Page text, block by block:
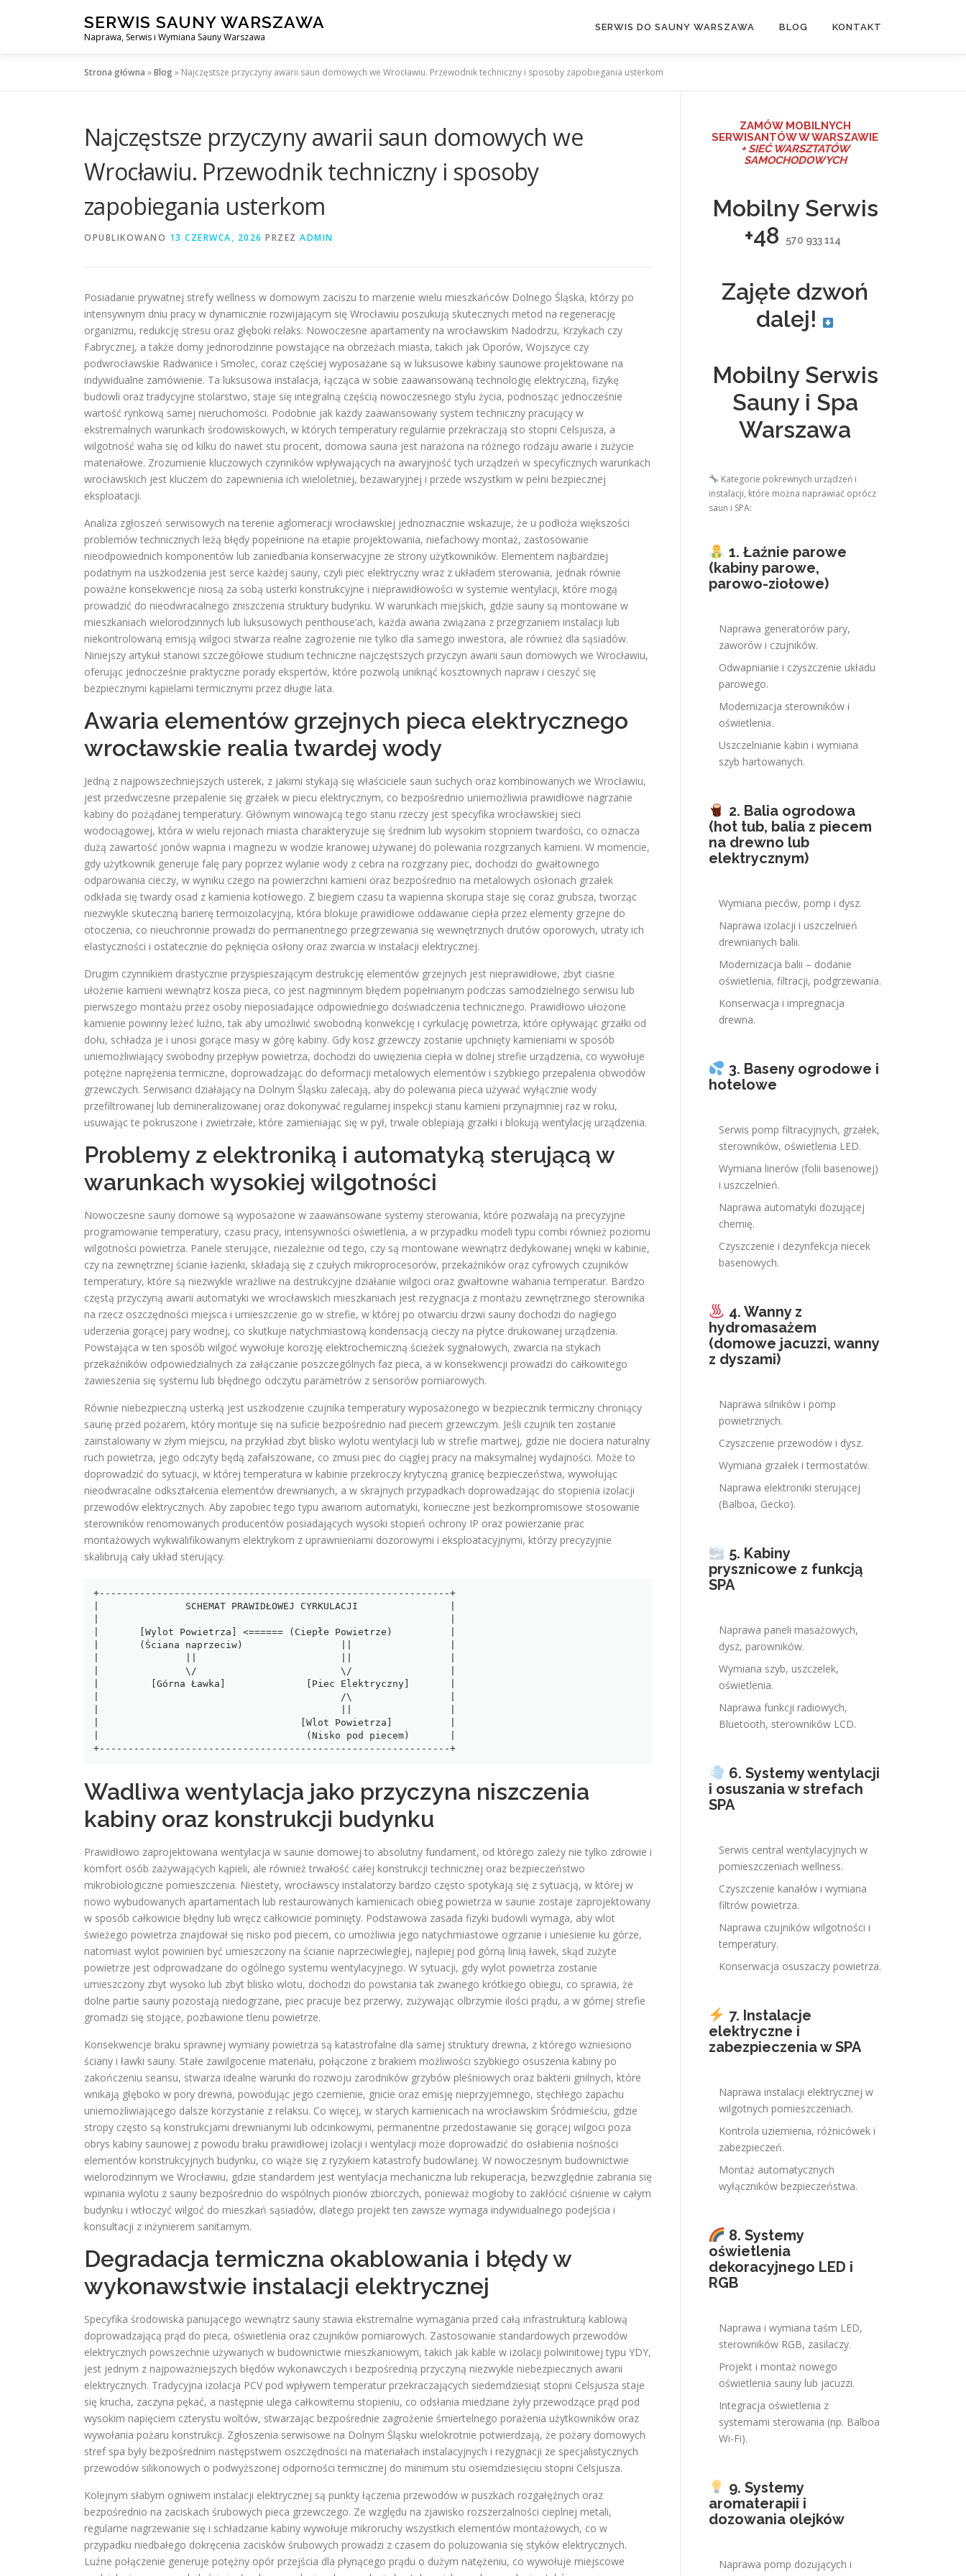
SERWIS SAUNY WARSZAWA
Naprawa, Serwis i Wymiana Sauny Warszawa
SERWIS DO SAUNY WARSZAWA BLOG KONTAKT
Strona główna »Blog» Najczęstsze przyczyny awarii saun domowych we Wrocławiu. Przewodnik techniczny i sposoby zapobiegania usterkom
Najczęstsze przyczyny awarii saun domowych we
Wrocławiu. Przewodnik techniczny i sposoby
zapobiegania usterkom
OPUBLIKOWANO 13 CZERWCA, 2026 PRZEZ ADMIN
Posiadanie prywatnej strefy wellness w domowym zaciszu to marzenie wielu mieszkańców Dolnego Śląska, którzy po
intensywnym dniu pracy w dynamicznie rozwijającym się Wrocławiu poszukują skutecznych metod na regenerację
organizmu, redukcję stresu oraz głęboki relaks. Nowoczesne apartamenty na wrocławskim Nadodrzu, Krzykach czy
Fabrycznej, a także domy jednorodzinne powstające na obrzeżach miasta, takich jak Oporów, Wojszyce czy
podwrocławskie Radwanice i Smolec, coraz częściej wyposażane są w luksusowe kabiny saunowe projektowane na
indywidualne zamówienie. Ta luksusowa instalacja, łącząca w sobie zaawansowaną technologię elektryczną, fizykę
budowli oraz tradycyjne stolarstwo, staje się integralną częścią nowoczesnego stylu życia, podnosząc jednocześnie
wartość rynkową samej nieruchomości. Podobnie jak każdy zaawansowany system techniczny pracujący w
ekstremalnych warunkach środowiskowych, w których temperatury regularnie przekraczają sto stopni Celsjusza, a
wilgotność waha się od kilku do nawet stu procent, domowa sauna jest narażona na różnego rodzaju awarie i zużycie
materiałowe. Zrozumienie kluczowych czynników wpływających na awaryjność tych urządzeń w specyficznych warunkach
wrocławskich jest kluczem do zapewnienia ich wieloletniej, bezawaryjnej i przede wszystkim w pełni bezpiecznej
eksploatacji.
Analiza zgłoszeń serwisowych na terenie aglomeracji wrocławskiej jednoznacznie wskazuje, że u podłoża większości
problemów technicznych leżą błędy popełnione na etapie projektowania, niefachowy montaż, zastosowanie
nieodpowiednich komponentów lub zaniedbania konserwacyjne ze strony użytkowników. Elementem najbardziej
podatnym na uszkodzenia jest serce każdej sauny, czyli piec elektryczny wraz z układem sterowania, jednak równie
poważne konsekwencje niosą za sobą usterki konstrukcyjne i nieprawidłowości w systemie wentylacji, które mogą
prowadzić do nieodwracalnego zniszczenia struktury budynku. W warunkach miejskich, gdzie sauny są montowane w
mieszkaniach wielorodzinnych lub luksusowych penthouse’ach, każda awaria związana z przegrzaniem instalacji lub
niekontrolowaną emisją wilgoci stwarza realne zagrożenie nie tylko dla samego inwestora, ale również dla sąsiadów.
Niniejszy artykuł stanowi szczegółowe studium techniczne najczęstszych przyczyn awarii saun domowych we Wrocławiu,
oferując jednocześnie praktyczne porady ekspertów, które pozwolą uniknąć kosztownych napraw i cieszyć się
bezpiecznymi kąpielami termicznymi przez długie lata.
Awaria elementów grzejnych pieca elektrycznego
wrocławskie realia twardej wody
Jedną z najpowszechniejszych usterek, z jakimi stykają się właściciele saun suchych oraz kombinowanych we Wrocławiu,
jest przedwczesne przepalenie się grzałek w piecu elektrycznym, co bezpośrednio uniemożliwia prawidłowe nagrzanie
kabiny do pożądanej temperatury. Głównym winowajcą tego stanu rzeczy jest specyfika wrocławskiej sieci
wodociągowej, która w wielu rejonach miasta charakteryzuje się średnim lub wysokim stopniem twardości, co oznacza
dużą zawartość jonów wapnia i magnezu w wodzie kranowej używanej do polewania rozgrzanych kamieni. W momencie,
gdy użytkownik generuje falę pary poprzez wylanie wody z cebra na rozgrzany piec, dochodzi do gwałtownego
odparowania cieczy, w wyniku czego na powierzchni kamieni oraz bezpośrednio na metalowych osłonach grzałek
odkłada się twardy osad z kamienia kotłowego. Z biegiem czasu ta wapienna skorupa staje się coraz grubsza, tworząc
niezwykle skuteczną barierę termoizolacyjną, która blokuje prawidłowe oddawanie ciepła przez elementy grzejne do
otoczenia, co nieuchronnie prowadzi do permanentnego przegrzewania się wewnętrznych drutów oporowych, utraty ich
elastyczności i ostatecznie do pęknięcia osłony oraz zwarcia w instalacji elektrycznej.
Drugim czynnikiem drastycznie przyspieszającym destrukcję elementów grzejnych jest nieprawidłowe, zbyt ciasne
ułożenie kamieni wewnątrz kosza pieca, co jest nagminnym błędem popełnianym podczas samodzielnego serwisu lub
pierwszego montażu przez osoby nieposiadające odpowiedniego doświadczenia technicznego. Prawidłowo ułożone
kamienie powinny leżeć luźno, tak aby umożliwić swobodną konwekcję i cyrkulację powietrza, które opływając grzałki od
dołu, schładza je i unosi gorące masy w górę kabiny. Gdy kosz grzewczy zostanie upchnięty kamieniami w sposób
uniemożliwiający swobodny przepływ powietrza, dochodzi do uwięzienia ciepła w dolnej strefie urządzenia, co wywołuje
potężne naprężenia termiczne, doprowadzając do deformacji metalowych elementów i szybkiego przepalenia obwodów
grzewczych. Serwisanci działający na Dolnym Śląsku zalecają, aby do polewania pieca używać wyłącznie wody
przefiltrowanej lub demineralizowanej oraz dokonywać regularnej inspekcji stanu kamieni przynajmniej raz w roku,
usuwając te pokruszone i zwietrzałe, które zamieniając się w pył, trwale oblepiają grzałki i blokują wentylację urządzenia.
Problemy z elektroniką i automatyką sterującą w
warunkach wysokiej wilgotności
Nowoczesne sauny domowe są wyposażone w zaawansowane systemy sterowania, które pozwalają na precyzyjne
programowanie temperatury, czasu pracy, intensywności oświetlenia, a w przypadku modeli typu combi również poziomu
wilgotności powietrza. Panele sterujące, niezależnie od tego, czy są montowane wewnątrz dedykowanej wnęki w kabinie,
czy na zewnętrznej ścianie łazienki, składają się z czułych mikroprocesorów, przekaźników oraz cyfrowych czujników
temperatury, które są niezwykle wrażliwe na destrukcyjne działanie wilgoci oraz gwałtowne wahania temperatur. Bardzo
częstą przyczyną awarii automatyki we wrocławskich mieszkaniach jest rezygnacja z montażu zewnętrznego sterownika
na rzecz oszczędności miejsca i umieszczenie go w strefie, w której po otwarciu drzwi sauny dochodzi do nagłego
uderzenia gorącej pary wodnej, co skutkuje natychmiastową kondensacją cieczy na płytce drukowanej urządzenia.
Powstająca w ten sposób wilgoć wywołuje korozję elektrochemiczną ścieżek sygnałowych, zwarcia na stykach
przekaźników odpowiedzialnych za załączanie poszczególnych faz pieca, a w konsekwencji prowadzi do całkowitego
zawieszenia się systemu lub błędnego odczytu parametrów z sensorów pomiarowych.
Równie niebezpieczną usterką jest uszkodzenie czujnika temperatury wyposażonego w bezpiecznik termiczny chroniący
saunę przed pożarem, który montuje się na suficie bezpośrednio nad piecem grzewczym. Jeśli czujnik ten zostanie
zainstalowany w złym miejscu, na przykład zbyt blisko wylotu wentylacji lub w strefie martwej, gdzie nie dociera naturalny
ruch powietrza, jego odczyty będą zafałszowane, co zmusi piec do ciągłej pracy na maksymalnej wydajności. Może to
doprowadzić do sytuacji, w której temperatura w kabinie przekroczy krytyczną granicę bezpieczeństwa, wywołując
nieodwracalne odkształcenia elementów drewnianych, a w skrajnych przypadkach doprowadzając do stopienia izolacji
przewodów elektrycznych. Aby zapobiec tego typu awariom automatyki, konieczne jest bezkompromisowe stosowanie
sterowników renomowanych producentów posiadających wysoki stopień ochrony IP oraz powierzanie prac
montażowych wykwalifikowanym elektrykom z uprawnieniami dozorowymi i eksploatacyjnymi, którzy precyzyjnie
skalibrują cały układ sterujący.
+-------------------------------------------------------------+
|               SCHEMAT PRAWIDŁOWEJ CYRKULACJI                |
|       [Wylot Powietrza] <====== (Ciepłe Powietrze)          |
|       (Ściana naprzeciw)                 ||                 |
|               \/                         \/                 |
|         [Górna Ławka]              [Piec Elektryczny]       |
|                                          /\                 |
|                                   [Wlot Powietrza]          |
|                                    (Nisko pod piecem)       |
+-------------------------------------------------------------+
Wadliwa wentylacja jako przyczyna niszczenia
kabiny oraz konstrukcji budynku
Prawidłowo zaprojektowana wentylacja w saunie domowej to absolutny fundament, od którego zależy nie tylko zdrowie i
komfort osób zażywających kąpieli, ale również trwałość całej konstrukcji technicznej oraz bezpieczeństwo
mikrobiologiczne pomieszczenia. Niestety, wrocławscy instalatorzy bardzo często spotykają się z sytuacją, w której w
nowo wybudowanych apartamentach lub restaurowanych kamienicach obieg powietrza w saunie zostaje zaprojektowany
w sposób całkowicie błędny lub wręcz całkowicie pominięty. Podstawowa zasada fizyki budowli wymaga, aby wlot
świeżego powietrza znajdował się nisko pod piecem, co umożliwia jego natychmiastowe ogrzanie i uniesienie ku górze,
natomiast wylot powinien być umieszczony na ścianie naprzeciwległej, najlepiej pod górną linią ławek, skąd zużyte
powietrze jest odprowadzane do ogólnego systemu wentylacyjnego. W sytuacji, gdy wylot powietrza zostanie
umieszczony zbyt wysoko lub zbyt blisko wlotu, dochodzi do powstania tak zwanego krótkiego obiegu, co sprawia, że
dolne partie sauny pozostają niedogrzane, piec pracuje bez przerwy, zużywając olbrzymie ilości prądu, a w górnej strefie
gromadzi się stojące, pozbawione tlenu powietrze.
Konsekwencje braku sprawnej wymiany powietrza są katastrofalne dla samej struktury drewna, z którego wzniesiono
ściany i ławki sauny. Stałe zawilgocenie materiału, połączone z brakiem możliwości szybkiego osuszenia kabiny po
zakończeniu seansu, stwarza idealne warunki do rozwoju zarodników grzybów pleśniowych oraz bakterii gnilnych, które
wnikają głęboko w pory drewna, powodując jego czernienie, gnicie oraz emisję nieprzyjemnego, stęchłego zapachu
uniemożliwiającego dalsze korzystanie z relaksu. Co więcej, w starych kamienicach na wrocławskim Śródmieściu, gdzie
stropy często są konstrukcjami drewnianymi lub odcinkowymi, permanentne przedostawanie się gorącej wilgoci poza
obrys kabiny saunowej z powodu braku prawidłowej izolacji i wentylacji może doprowadzić do osłabienia nośności
elementów konstrukcyjnych budynku, co wiąże się z ryzykiem katastrofy budowlanej. W nowoczesnym budownictwie
wielorodzinnym we Wrocławiu, gdzie standardem jest wentylacja mechaniczna lub rekuperacja, bezwzględnie zabrania się
wpinania wylotu z sauny bezpośrednio do wspólnych pionów zbiorczych, ponieważ mogłoby to zakłócić ciśnienie w całym
budynku i wtłoczyć wilgoć do mieszkań sąsiadów, dlatego projekt ten zawsze wymaga indywidualnego podejścia i
konsultacji z inżynierem sanitarnym.
Degradacja termiczna okablowania i błędy w
wykonawstwie instalacji elektrycznej
Specyfika środowiska panującego wewnątrz sauny stawia ekstremalne wymagania przed całą infrastrukturą kablową
doprowadzającą prąd do pieca, oświetlenia oraz czujników pomiarowych. Zastosowanie standardowych przewodów
elektrycznych powszechnie używanych w budownictwie mieszkaniowym, takich jak kable w izolacji polwinitowej typu YDY,
jest jednym z najpoważniejszych błędów wykonawczych i bezpośrednią przyczyną niezwykle niebezpiecznych awarii
elektrycznych. Tradycyjna izolacja PCV pod wpływem temperatur przekraczających siedemdziesiąt stopni Celsjusza staje
się krucha, zaczyna pękać, a następnie ulega całkowitemu stopieniu, co odsłania miedziane żyły przewodzące prąd pod
wysokim napięciem czterystu woltów, stwarzając bezpośrednie zagrożenie śmiertelnego porażenia użytkowników oraz
wywołania pożaru konstrukcji. Zgłoszenia serwisowe na Dolnym Śląsku wielokrotnie potwierdzają, że pożary domowych
stref spa były bezpośrednim następstwem oszczędności na materiałach instalacyjnych i rezygnacji ze specjalistycznych
przewodów silikonowych o podwyższonej odporności termicznej do minimum stu osiemdziesięciu stopni Celsjusza.
Kolejnym słabym ogniwem instalacji elektrycznej są punkty łączenia przewodów w puszkach rozgałęźnych oraz
bezpośrednio na zaciskach śrubowych pieca grzewczego. Ze względu na zjawisko rozszerzalności cieplnej metali,
regularne nagrzewanie się i schładzanie kabiny wywołuje mikroruchy wszystkich elementów montażowych, co w
przypadku niedbałego dokręcenia zacisków śrubowych prowadzi z czasem do poluzowania się styków elektrycznych.
Luźne połączenie generuje potężny opór przejścia dla płynącego prądu o dużym natężeniu, co wywołuje miejscowe
ZAMÓW MOBILNYCH
SERWISANTÓW W WARSZAWIE
+ SIEĆ WARSZTATÓW
SAMOCHODOWYCH
Mobilny Serwis
+48
570 933 114
Zajęte dzwoń
dalej!
Mobilny Serwis
Sauny i Spa
Warszawa
Kategorie pokrewnych urządzeń i
instalacji, które można naprawiać oprócz
saun i SPA:
1. Łaźnie parowe
(kabiny parowe,
parowo-ziołowe)
Naprawa generatorów pary,
zaworów i czujników.
Odwapnianie i czyszczenie układu
parowego.
Modernizacja sterowników i
oświetlenia.
Uszczelnianie kabin i wymiana
szyb hartowanych.
2. Balia ogrodowa
(hot tub, balia z piecem
na drewno lub
elektrycznym)
Wymiana pieców, pomp i dysz.
Naprawa izolacji i uszczelnień
drewnianych balii.
Modernizacja balii – dodanie
oświetlenia, filtracji, podgrzewania.
Konserwacja i impregnacja
drewna.
3. Baseny ogrodowe i
hotelowe
Serwis pomp filtracyjnych, grzałek,
sterowników, oświetlenia LED.
Wymiana linerów (folii basenowej)
i uszczelnień.
Naprawa automatyki dozującej
chemię.
Czyszczenie i dezynfekcja niecek
basenowych.
4. Wanny z
hydromasażem
(domowe jacuzzi, wanny
z dyszami)
Naprawa silników i pomp
powietrznych.
Czyszczenie przewodów i dysz.
Wymiana grzałek i termostatów.
Naprawa elektroniki sterującej
(Balboa, Gecko).
5. Kabiny
prysznicowe z funkcją
SPA
Naprawa paneli masażowych,
dysz, parowników.
Wymiana szyb, uszczelek,
oświetlenia.
Naprawa funkcji radiowych,
Bluetooth, sterowników LCD.
6. Systemy wentylacji
i osuszania w strefach
SPA
Serwis central wentylacyjnych w
pomieszczeniach wellness.
Czyszczenie kanałów i wymiana
filtrów powietrza.
Naprawa czujników wilgotności i
temperatury.
Konserwacja osuszaczy powietrza.
7. Instalacje
elektryczne i
zabezpieczenia w SPA
Naprawa instalacji elektrycznej w
wilgotnych pomieszczeniach.
Kontrola uziemienia, różnicówek i
zabezpieczeń.
Montaż automatycznych
wyłączników bezpieczeństwa.
8. Systemy
oświetlenia
dekoracyjnego LED i
RGB
Naprawa i wymiana taśm LED,
sterowników RGB, zasilaczy.
Projekt i montaż nowego
oświetlenia sauny lub jacuzzi.
Integracja oświetlenia z
systemami sterowania (np. Balboa
Wi-Fi).
9. Systemy
aromaterapii i
dozowania olejków
Naprawa pomp dozujących i